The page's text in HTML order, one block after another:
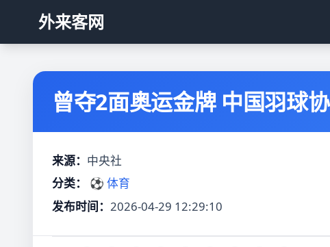
外来客网
曾夺2面奥运金牌 中国羽球
来源： 中央社
分类：
⚽ 体育
发布时间： 2026-04-29 12:29:10